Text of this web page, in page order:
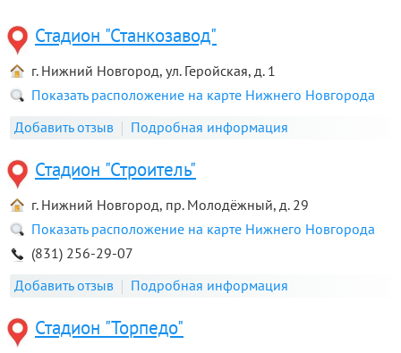
Стадион "Станкозавод"
г. Нижний Новгород, ул. Геройская, д. 1
Показать расположение на карте Нижнего Новгорода
Добавить отзыв
Подробная информация
Стадион "Строитель"
г. Нижний Новгород, пр. Молодёжный, д. 29
Показать расположение на карте Нижнего Новгорода
(831) 256-29-07
Добавить отзыв
Подробная информация
Стадион "Торпедо"